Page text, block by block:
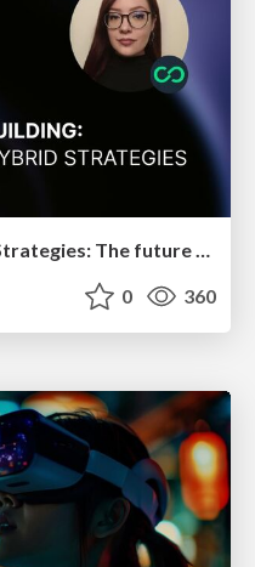
Impact Scores and Hybrid Strategies: The future of link building
0 360